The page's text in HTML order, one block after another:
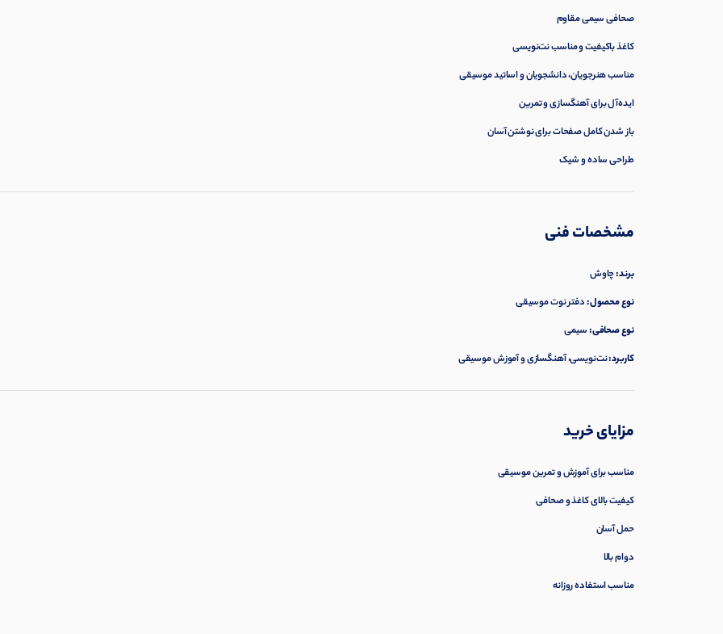
صحافی سیمی مقاوم
کاغذ باکیفیت و مناسب نت‌نویسی
مناسب هنرجویان، دانشجویان و اساتید موسیقی
ایده‌آل برای آهنگسازی و تمرین
باز شدن کامل صفحات برای نوشتن آسان
طراحی ساده و شیک
مشخصات فنی
برند:چاوش
نوع محصول:دفتر نوت موسیقی
نوع صحافی:سیمی
کاربرد:نت‌نویسی، آهنگسازی و آموزش موسیقی
مزایای خرید
مناسب برای آموزش و تمرین موسیقی
کیفیت بالای کاغذ و صحافی
حمل آسان
دوام بالا
مناسب استفاده روزانه